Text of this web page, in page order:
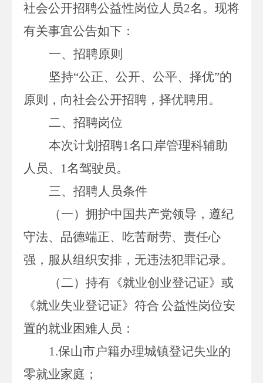
社会公开招聘公益性岗位人员2名 。现将
有关事宜公告如下：
一、招聘原则
坚持“公正、公开、公平、 择优”的
原则 ，向社会公开招聘，择优聘用。
二、招聘岗位
本次计划招聘1名口岸管理科辅助
人员、 1名驾驶员。
三、招聘人员条件
（一） 拥护中国共产党领导，遵纪
守法、品德端正、吃苦耐劳、责任心
强，服从组织安排，无违法犯罪记录。
（二）持有《就业创业登记证》或
《就业失业登记证》符合 公益性岗位安
置的就业困难人员：
1.保山市户籍办理城镇登记失业的
零就业家庭；